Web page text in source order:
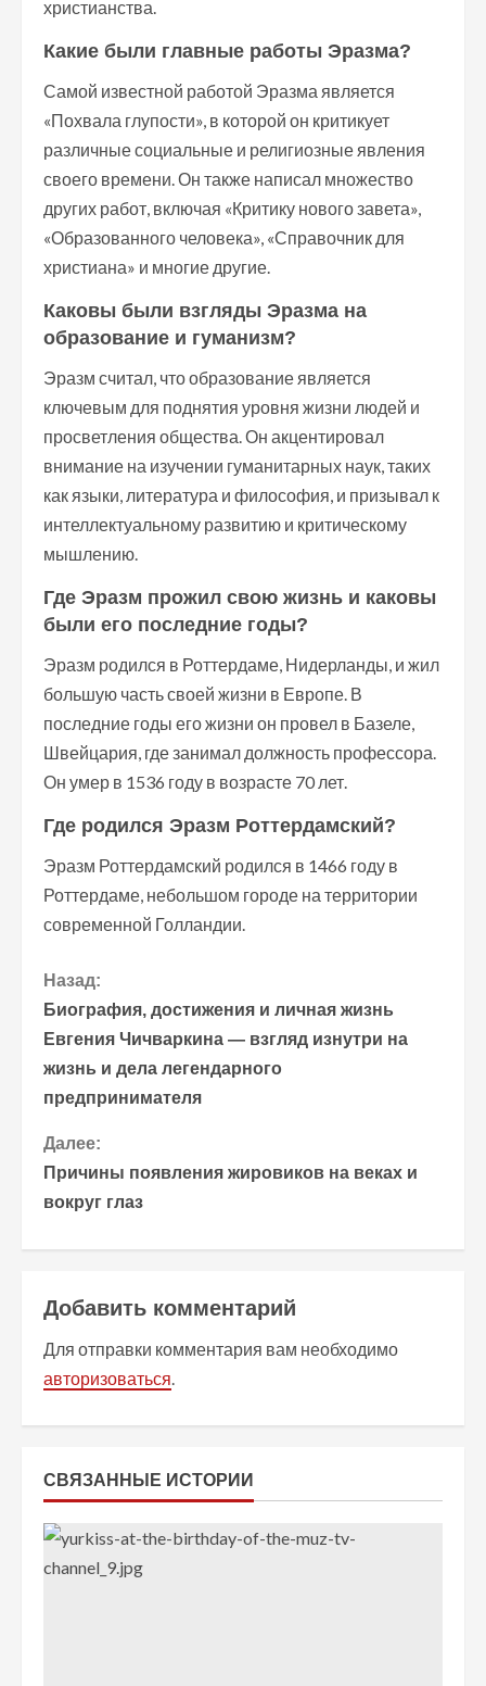
христианства.
Какие были главные работы Эразма?
Самой известной работой Эразма является
«Похвала глупости», в которой он критикует
различные социальные и религиозные явления
своего времени. Он также написал множество
других работ, включая «Критику нового завета»,
«Образованного человека», «Справочник для
христиана» и многие другие.
Каковы были взгляды Эразма на
образование и гуманизм?
Эразм считал, что образование является
ключевым для поднятия уровня жизни людей и
просветления общества. Он акцентировал
внимание на изучении гуманитарных наук, таких
как языки, литература и философия, и призывал к
интеллектуальному развитию и критическому
мышлению.
Где Эразм прожил свою жизнь и каковы
были его последние годы?
Эразм родился в Роттердаме, Нидерланды, и жил
большую часть своей жизни в Европе. В
последние годы его жизни он провел в Базеле,
Швейцария, где занимал должность профессора.
Он умер в 1536 году в возрасте 70 лет.
Где родился Эразм Роттердамский?
Эразм Роттердамский родился в 1466 году в
Роттердаме, небольшом городе на территории
современной Голландии.
П
р
о
о
л
ж
и
т
ь
т
е
н
Назад:
Биография, достижения и личная жизнь
Евгения Чичваркина — взгляд изнутри на
жизнь и дела легендарного
предпринимателя
Далее:
Причины появления жировиков на веках и
вокруг глаз
Добавить комментарий
Для отправки комментария вам необходимо
авторизоваться.
СВЯЗАННЫЕ ИСТОРИИ